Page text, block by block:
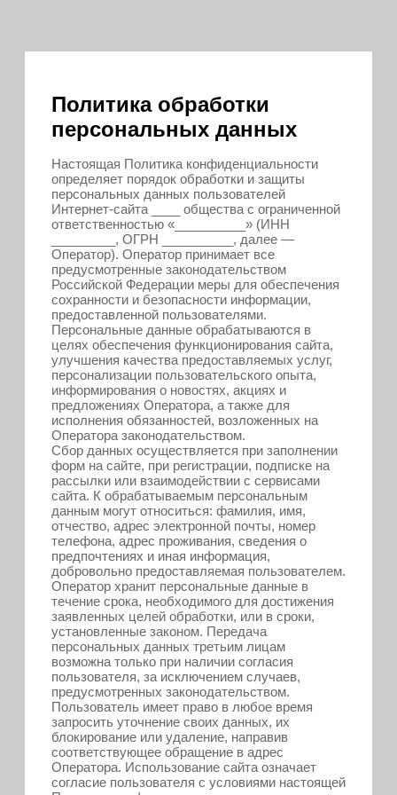
Политика обработки
персональных данных
Настоящая Политика конфиденциальности
определяет порядок обработки и защиты
персональных данных пользователей
Интернет-сайта ____ общества с ограниченной
ответственностью «__________» (ИНН
_________, ОГРН __________, далее —
Оператор). Оператор принимает все
предусмотренные законодательством
Российской Федерации меры для обеспечения
сохранности и безопасности информации,
предоставленной пользователями.
Персональные данные обрабатываются в
целях обеспечения функционирования сайта,
улучшения качества предоставляемых услуг,
персонализации пользовательского опыта,
информирования о новостях, акциях и
предложениях Оператора, а также для
исполнения обязанностей, возложенных на
Оператора законодательством.
Сбор данных осуществляется при заполнении
форм на сайте, при регистрации, подписке на
рассылки или взаимодействии с сервисами
сайта. К обрабатываемым персональным
данным могут относиться: фамилия, имя,
отчество, адрес электронной почты, номер
телефона, адрес проживания, сведения о
предпочтениях и иная информация,
добровольно предоставляемая пользователем.
Оператор хранит персональные данные в
течение срока, необходимого для достижения
заявленных целей обработки, или в сроки,
установленные законом. Передача
персональных данных третьим лицам
возможна только при наличии согласия
пользователя, за исключением случаев,
предусмотренных законодательством.
Пользователь имеет право в любое время
запросить уточнение своих данных, их
блокирование или удаление, направив
соответствующее обращение в адрес
Оператора. Использование сайта означает
согласие пользователя с условиями настоящей